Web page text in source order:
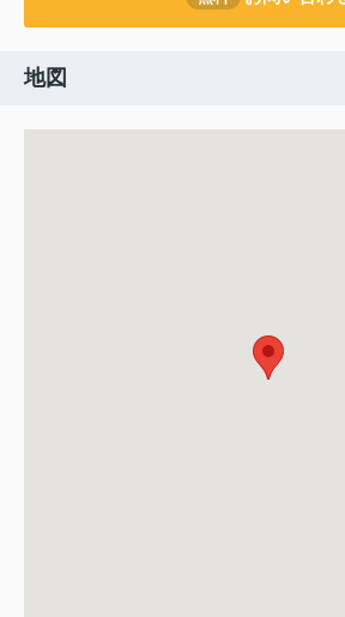
地図